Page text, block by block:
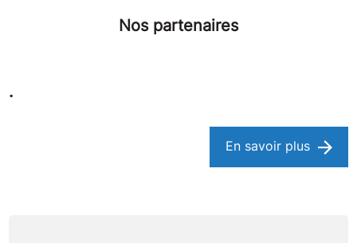
Nos partenaires
.
En savoir plus